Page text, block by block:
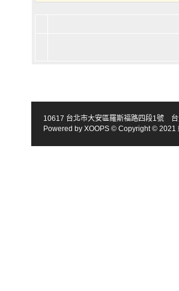
10617 台北市大安區羅斯福路四段1號
Powered by XOOPS © Copyright © 2021